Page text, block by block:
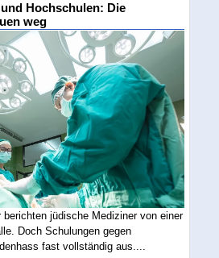
Hochschulen: Die
weg
jüdische Mediziner von einer
Doch Schulungen gegen
fast vollständig aus....